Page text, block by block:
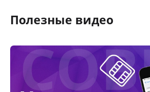
Полезные видео